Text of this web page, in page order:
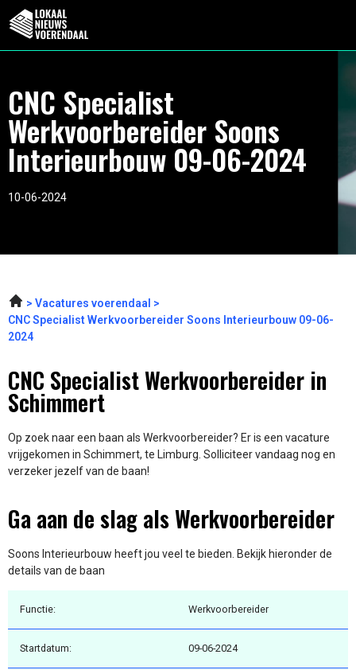
CNC Specialist
Werkvoorbereider Soons
Interieurbouw 09-06-2024
10-06-2024
Vacatures voerendaal
CNC Specialist Werkvoorbereider Soons Interieurbouw 09-06-
2024
CNC Specialist Werkvoorbereider in
Schimmert
Op zoek naar een baan als Werkvoorbereider? Er is een vacature
vrijgekomen in Schimmert, te Limburg. Solliciteer vandaag nog en
verzeker jezelf van de baan!
Ga aan de slag als Werkvoorbereider
Soons Interieurbouw heeft jou veel te bieden. Bekijk hieronder de
details van de baan
Functie: Werkvoorbereider
Startdatum: 09-06-2024